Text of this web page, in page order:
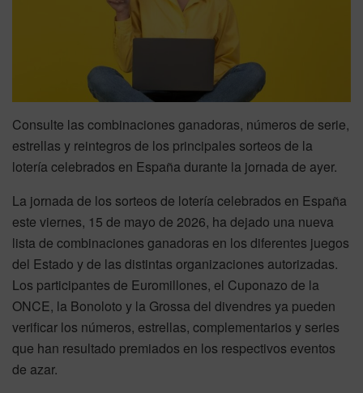
Consulte las combinaciones ganadoras, números de serie,
estrellas y reintegros de los principales sorteos de la
lotería celebrados en España durante la jornada de ayer.
La jornada de los sorteos de lotería celebrados en España
este viernes, 15 de mayo de 2026, ha dejado una nueva
lista de combinaciones ganadoras en los diferentes juegos
del Estado y de las distintas organizaciones autorizadas.
Los participantes de Euromillones, el Cuponazo de la
ONCE, la Bonoloto y la Grossa del divendres ya pueden
verificar los números, estrellas, complementarios y series
que han resultado premiados en los respectivos eventos
de azar.